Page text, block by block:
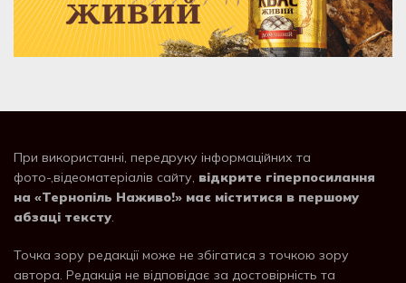
При використанні, передруку інформаційних та
фото-,відеоматеріалів сайту, відкрите гіперпосилання
на «Тернопіль Наживо!» має міститися в першому
абзаці тексту.
Точка зору редакції може не збігатися з точкою зору
автора. Редакція не відповідає за достовірність та